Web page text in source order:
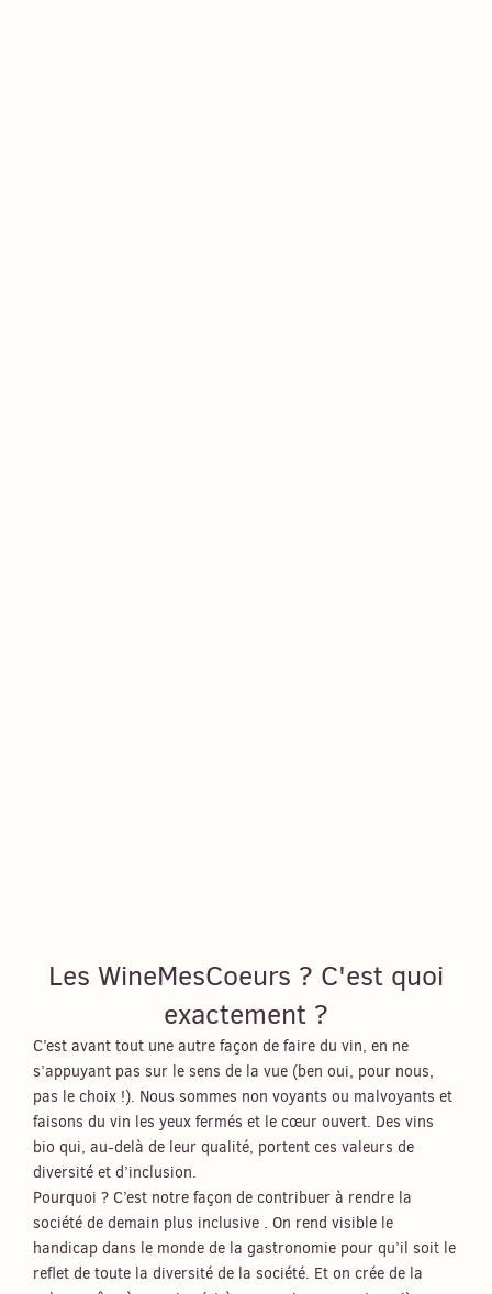
Les WineMesCoeurs ? C'est quoi
exactement ?
C’est avant tout une autre façon de faire du vin, en ne
s’appuyant pas sur le sens de la vue (ben oui, pour nous,
pas le choix !). Nous sommes non voyants ou malvoyants et
faisons du vin les yeux fermés et le cœur ouvert. Des vins
bio qui, au-delà de leur qualité, portent ces valeurs de
diversité et d’inclusion.
Pourquoi ? C’est notre façon de contribuer à rendre la
société de demain plus inclusive . On rend visible le
handicap dans le monde de la gastronomie pour qu’il soit le
reflet de toute la diversité de la société. Et on crée de la